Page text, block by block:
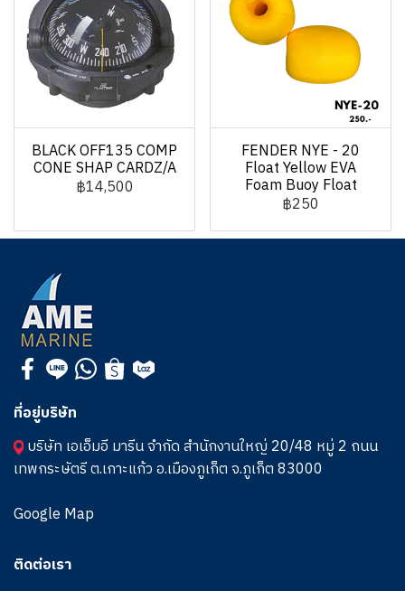
BLACK OFF135 COMP
CONE SHAP CARDZ/A
฿14,500
FENDER NYE - 20
Float Yellow EVA
Foam Buoy Float
฿250
ที่อยู่บริษัท
บริษัท เอเอ็มอี มารีน จำกัด สำนักงานใหญ่ 20/48 หมู่ 2 ถนน
เทพกระษัตรี ต.เกาะแก้ว อ.เมืองภูเก็ต จ.ภูเก็ต 83000
Google Map
ติดต่อเรา